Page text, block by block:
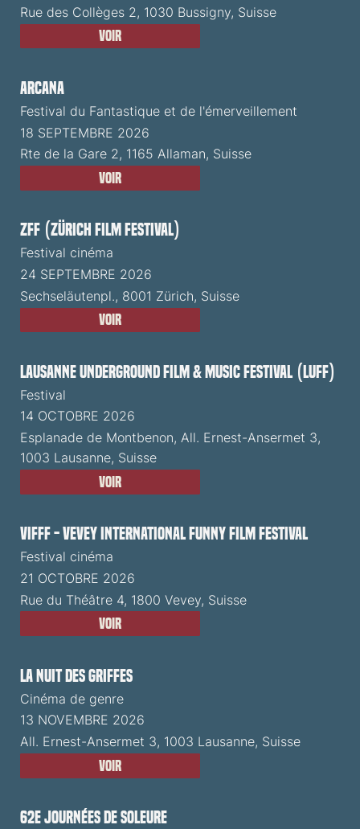
Rue des Collèges 2, 1030 Bussigny, Suisse
Voir
ARCANA
Festival du Fantastique et de l'émerveillement
18 SEPTEMBRE 2026
Rte de la Gare 2, 1165 Allaman, Suisse
Voir
ZFF (Zürich Film Festival)
Festival cinéma
24 SEPTEMBRE 2026
Sechseläutenpl., 8001 Zürich, Suisse
Voir
Lausanne Underground Film & Music Festival (LUFF)
Festival
14 OCTOBRE 2026
Esplanade de Montbenon, All. Ernest-Ansermet 3,
1003 Lausanne, Suisse
Voir
VIFFF - Vevey International Funny Film Festival
Festival cinéma
21 OCTOBRE 2026
Rue du Théâtre 4, 1800 Vevey, Suisse
Voir
La Nuit des Griffes
Cinéma de genre
13 NOVEMBRE 2026
All. Ernest-Ansermet 3, 1003 Lausanne, Suisse
Voir
62e Journées de Soleure